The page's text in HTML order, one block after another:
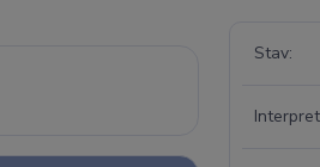
Stav
Interpret